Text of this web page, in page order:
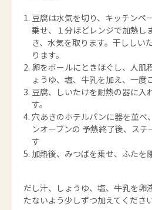
豆腐は水気を切り、キッチンペ
乗せ、１分ほどレンジで加熱し
き、水気を取ります。干ししい
ります。
卵をボールにときほぐし、人肌
ょうゆ、塩、牛乳を加え、一度
豆腐、しいたけを耐熱の器に入
す。
穴あきのホテルパンに器を並べ
ンオーブンの 予熱終了後、ス
す
加熱後、みつばを乗せ、ふた
だし汁、しょうゆ、塩、牛乳を卵
たないよう少しずつ加えてくださ